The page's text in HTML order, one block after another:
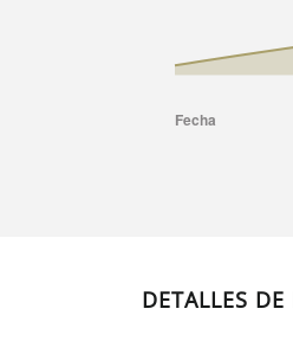
DETALLES